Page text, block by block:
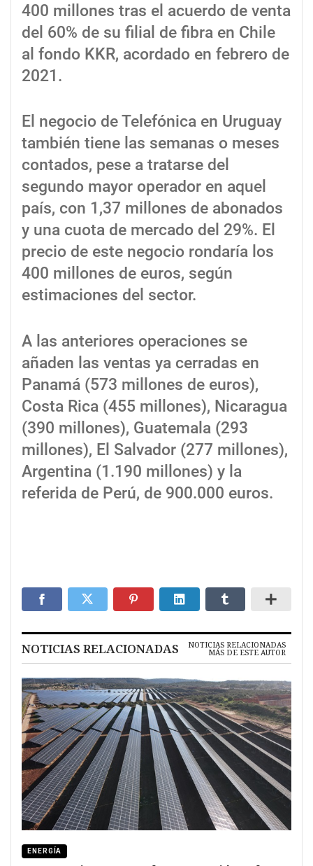
400 millones tras el acuerdo de venta
del 60% de su filial de fibra en Chile
al fondo KKR, acordado en febrero de
2021.
El negocio de Telefónica en Uruguay
también tiene las semanas o meses
contados, pese a tratarse del
segundo mayor operador en aquel
país, con 1,37 millones de abonados
y una cuota de mercado del 29%. El
precio de este negocio rondaría los
400 millones de euros, según
estimaciones del sector.
A las anteriores operaciones se
añaden las ventas ya cerradas en
Panamá (573 millones de euros),
Costa Rica (455 millones), Nicaragua
(390 millones), Guatemala (293
millones), El Salvador (277 millones),
Argentina (1.190 millones) y la
referida de Perú, de 900.000 euros.
NOTICIAS RELACIONADAS NOTICIAS RELACIONADAS
MÁS DE ESTE AUTOR
ENERGÍA